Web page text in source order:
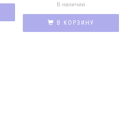
В наличии
В КОРЗИНУ